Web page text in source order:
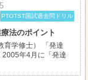
PTOTST国試過去問ドリル
法のポイント
育学修士） 「発達
2005年4月に「発達